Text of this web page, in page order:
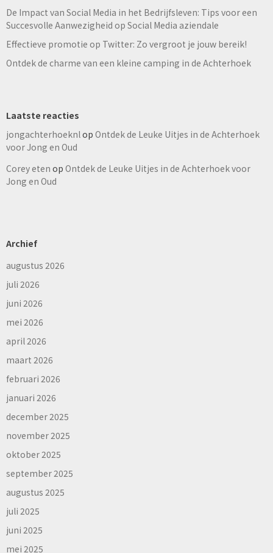
De Impact van Social Media in het Bedrijfsleven: Tips voor een
Succesvolle Aanwezigheid op Social Media aziendale
Effectieve promotie op Twitter: Zo vergroot je jouw bereik!
Ontdek de charme van een kleine camping in de Achterhoek
Laatste reacties
jongachterhoeknl op Ontdek de Leuke Uitjes in de Achterhoek
voor Jong en Oud
Corey eten op Ontdek de Leuke Uitjes in de Achterhoek voor
Jong en Oud
Archief
augustus 2026
juli 2026
juni 2026
mei 2026
april 2026
maart 2026
februari 2026
januari 2026
december 2025
november 2025
oktober 2025
september 2025
augustus 2025
juli 2025
juni 2025
mei 2025